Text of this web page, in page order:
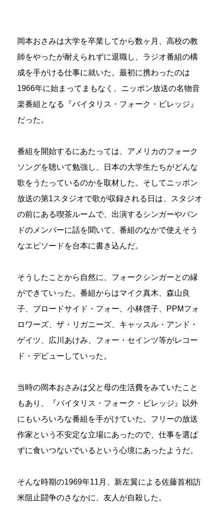
岡本おさみは大学を卒業してから数ヶ月、高校の教
師をやったが耐えられずに退職し、ラジオ番組の構
成を手がける仕事に就いた。最初に携わったのは
1966年に始まってまもなく、ニッポン放送の名物音
楽番組となる『バイタリス・フォーク・ビレッジ』
だった。
番組を開始するにあたっては、アメリカのフォーク
ソングを聴いて勉強し、日本の大学生たちがどんな
歌をうたっているのかを取材した。そしてニッポン
放送の第1スタジオで歌が収録される日は、スタジオ
の前にある喫茶ルームで、出演するシンガーやバン
ドのメンバーに話を聞いて、番組のなかで使えそう
なエピソードを台本に書き込んだ。
そうしたことから自然に、フォークシンガーとの縁
ができていった。番組からはマイク真木、森山良
子、ブロードサイド・フォー、小林啓子、PPMフォ
ロワーズ、ザ・リガニーズ、キャッスル・アンド・
ゲイツ、広川あけみ、フォー・セインツ等がレコー
ド・デビューしていった。
当時の岡本おさみは父と母の生活費をみていたこと
もあり、『バイタリス・フォーク・ビレッジ』以外
にもいろいろな番組を手がけていた。フリーの放送
作家という不安定な立場にあったので、仕事を選ば
ずに食いつないでいるという心境にあったようだ。
そんな時期の1969年11月、新左翼による佐藤首相訪
米阻止闘争のさなかに、友人が自殺した。